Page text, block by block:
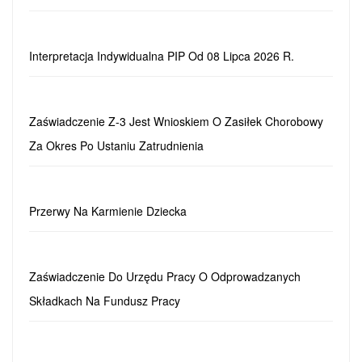
Interpretacja Indywidualna PIP Od 08 Lipca 2026 R.
Zaświadczenie Z-3 Jest Wnioskiem O Zasiłek Chorobowy
Za Okres Po Ustaniu Zatrudnienia
Przerwy Na Karmienie Dziecka
Zaświadczenie Do Urzędu Pracy O Odprowadzanych
Składkach Na Fundusz Pracy